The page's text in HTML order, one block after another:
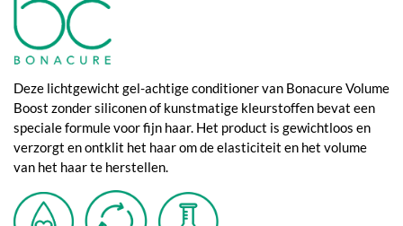
Deze lichtgewicht gel-achtige conditioner van Bonacure Volume
Boost zonder siliconen of kunstmatige kleurstoffen bevat een
speciale formule voor fijn haar. Het product is gewichtloos en
verzorgt en ontklit het haar om de elasticiteit en het volume
van het haar te herstellen.